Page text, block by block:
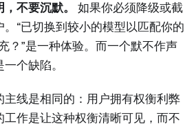
不要沉默。
如果你必须降级或截
。“已切换到较小的模型以匹配你的
？”是一种体验。而一个默不作声
个缺陷。
主线是相同的：用户拥有权衡利弊
工作是让这种权衡清晰可见，而不